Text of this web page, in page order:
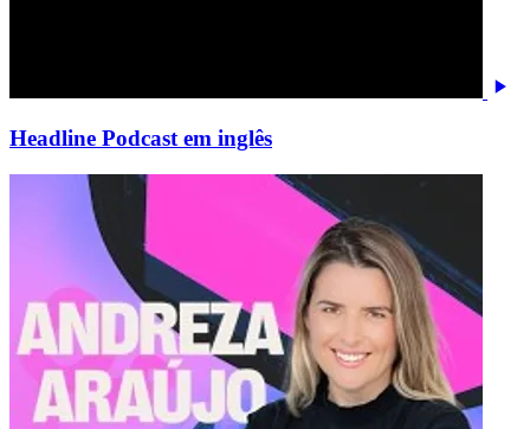
Headline Podcast em inglês